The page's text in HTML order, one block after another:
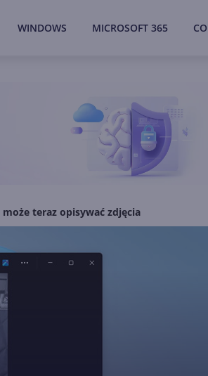
WINDOWS MICROSOFT 365
teraz opisywać zdjęcia